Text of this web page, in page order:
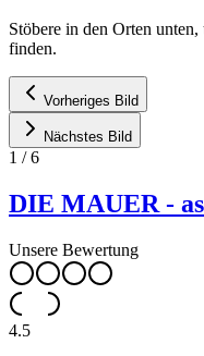
Stöbere in den Orten
finden.
Vorheriges Bild
Nächstes Bild
1 /6
DIE MAUER -
Unsere Bewertung
4.5